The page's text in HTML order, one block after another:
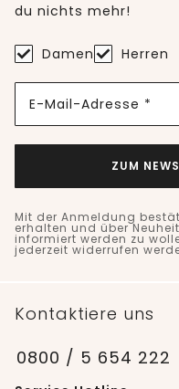
du nichts mehr!
Damen Herren
E-Mail-Adresse *
ZUM
Mit der Anmeldung
erhalten und über
informiert werden zu
jederzeit widerrufen
Kontaktiere uns
0800 / 5 654 222